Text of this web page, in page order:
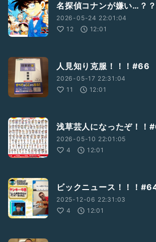
名探偵コナンが嫌い…？
2026-05-24 22:01:04
12
12:01
人見知り克服！！！#66
2026-05-17 22:31:04
11
12:01
浅草芸人になったぞ！！
2026-05-10 22:01:05
4
12:01
ビックニュース！！！
2025-12-06 22:31:03
4
12:01